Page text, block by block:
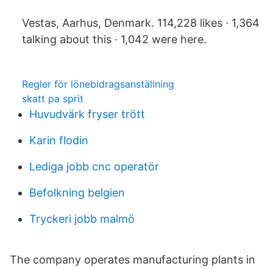
Vestas, Aarhus, Denmark. 114,228 likes · 1,364
talking about this · 1,042 were here.
Regler för lönebidragsanställning
skatt pa sprit
Huvudvärk fryser trött
Karin flodin
Lediga jobb cnc operatör
Befolkning belgien
Tryckeri jobb malmö
The company operates manufacturing plants in